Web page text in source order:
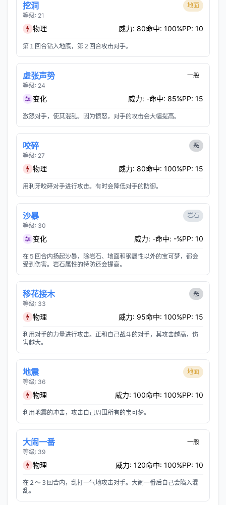
挖洞
等级: 21
地面
物理 威力: 80命中: 100%PP: 10
第１回合钻入地底，第２回合攻击对手。
虚张声势
等级: 24
一般
变化 威力: -命中: 85%PP: 15
激怒对手，使其混乱。因为愤怒，对手的攻击会大幅提高。
咬碎
等级: 27
恶
物理 威力: 80命中: 100%PP: 15
用利牙咬碎对手进行攻击。有时会降低对手的防御。
沙暴
等级: 30
岩石
变化 威力: -命中: -%PP: 10
在５回合内扬起沙暴，除岩石、地面和钢属性以外的宝可梦，都会
受到伤害。岩石属性的特防还会提高。
移花接木
等级: 33
恶
物理 威力: 95命中: 100%PP: 15
利用对手的力量进行攻击。正和自己战斗的对手，其攻击越高，伤
害越大。
地震
等级: 36
地面
物理 威力: 100命中: 100%PP: 10
利用地震的冲击，攻击自己周围所有的宝可梦。
大闹一番
等级: 39
一般
物理 威力: 120命中: 100%PP: 10
在２～３回合内，乱打一气地攻击对手。大闹一番后自己会陷入混
乱。